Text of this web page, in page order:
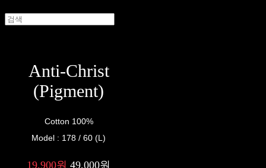
Anti-Christ
(Pigment)
Cotton 100%
Model : 178 / 60 (L)
19,900원49,000원